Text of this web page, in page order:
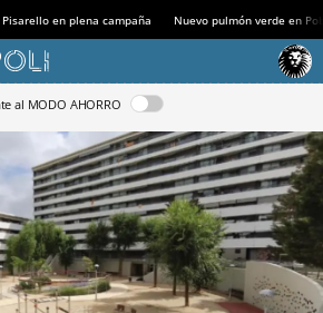
en plena campaña Nuevo pulmón verde en
al MODO AHORRO